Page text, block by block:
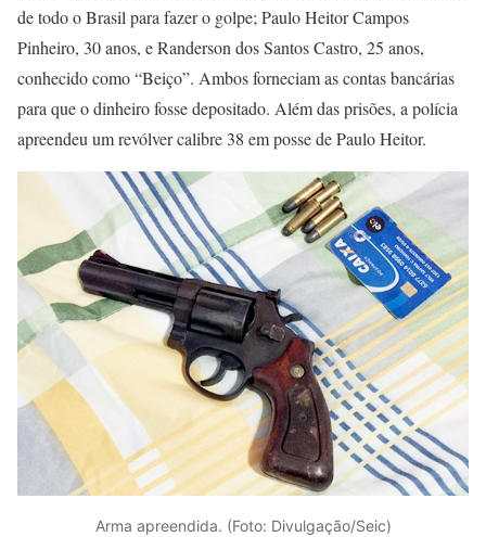
de todo o Brasil para fazer o golpe; Paulo Heitor Campos
Pinheiro, 30 anos, e Randerson dos Santos Castro, 25 anos,
conhecido como “Beiço”. Ambos forneciam as contas bancárias
para que o dinheiro fosse depositado. Além das prisões, a polícia
apreendeu um revólver calibre 38 em posse de Paulo Heitor.
Arma apreendida. (Foto: Divulgação/Seic)